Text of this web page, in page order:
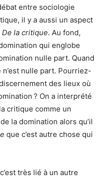
entre sociologie
il y a aussi un aspect
De la critique. Au fond,
qui englobe
nulle part. Quand
nulle part. Pourriez-
des lieux où
? On a interprété
critique comme un
la domination alors qu’il
que c’est autre chose qui
très lié à un autre